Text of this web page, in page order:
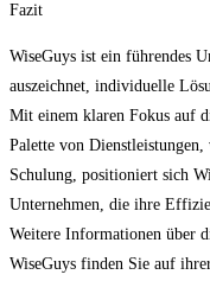
Fazit
WiseGuys ist ein führendes
auszeichnet, individuelle
Mit einem klaren Fokus auf
Palette von
Schulung, positioniert sich
Unternehmen, die ihre
Weitere Informationen über
WiseGuys finden Sie auf